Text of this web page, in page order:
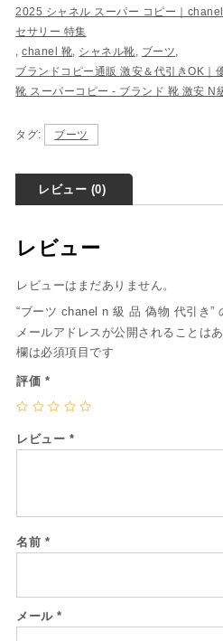
2025 シャネル スーパー コピー｜
セサリー 特集
,chanel 靴, シャネル靴, ブーツ,
ブランドコピー通販 激安＆代引きOK｜
靴 スーパーコピー - ブランド 靴 激安 N
タグ: ブーツ
レビュー (0)
レビュー
レビューはまだありません。
“ブーツ chanel n 級 品 偽物 代引き”
メールアドレスが公開されることはあ
欄は必須項目です
評価 *
レビュー *
名前 *
メール*